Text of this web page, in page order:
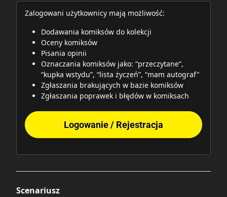
Zalogowani użytkownicy mają możliwość:
Dodawania komiksów do kolekcji
Oceny komiksów
Pisania opinii
Oznaczania komiksów jako: “przeczytane”,
“kupka wstydu”, “lista życzeń”, “mam autograf"
Zgłaszania brakujących w bazie komiksów
Zgłaszania poprawek i błędów w komiksach
Logowanie / Rejestracja
Scenariusz